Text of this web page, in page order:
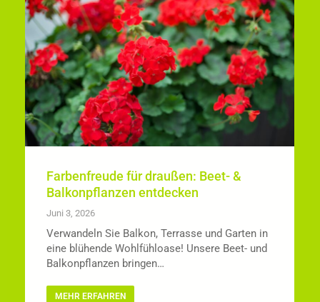
Farbenfreude für draußen: Beet- &
Balkonpflanzen entdecken
Juni 3, 2026
Verwandeln Sie Balkon, Terrasse und Garten in
eine blühende Wohlfühloase! Unsere Beet- und
Balkonpflanzen bringen…
MEHR ERFAHREN